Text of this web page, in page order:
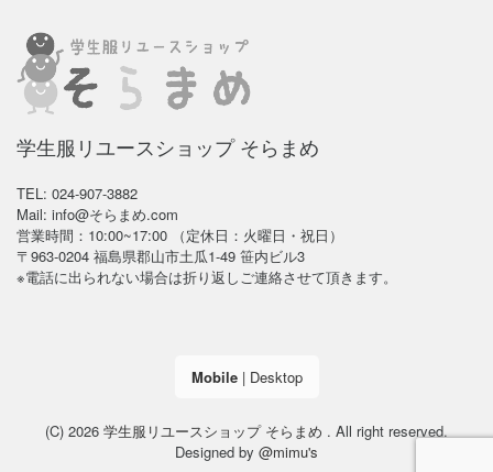
学生服リユースショップ そらまめ
TEL: 024-907-3882
Mail: info@そらまめ.com
営業時間：10:00~17:00 （定休日：火曜日・祝日）
〒963-0204 福島県郡山市土瓜1-49 笹内ビル3
※電話に出られない場合は折り返しご連絡させて頂きます。
Mobile| Desktop
(C) 2026 学生服リユースショップ そらまめ . All right reserved.
Designed by @mimu's